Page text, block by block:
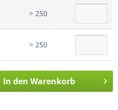
> 250
> 250
In den Warenkorb